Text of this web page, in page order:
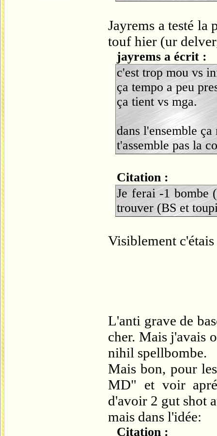
Jayrems a testé
touf hier (ur
jayrems a écrit :
c'est trop mou vs
ça tempo a peu
ça tient vs mga.
dans l'ensemble
t'assemble pas la
Citation :
Je ferai -1 bombe
trouver (BS et
Visiblement c'étais
L'anti grave de
cher. Mais j'avais
nihil spellbombe.
Mais bon, pour
MD" et voir
d'avoir 2 gut shot
mais dans l'idée:
Citation :